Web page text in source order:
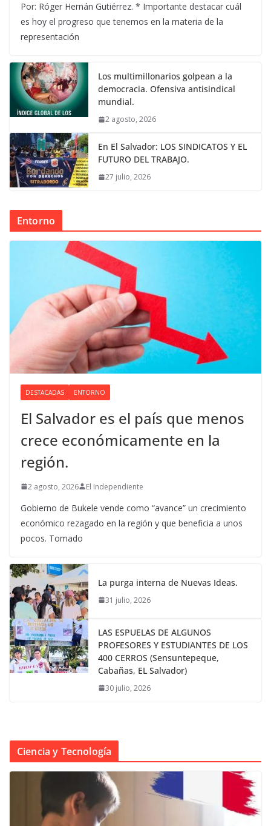
Por: Róger Hernán Gutiérrez. * Importante destacar cuál
es hoy el progreso que tenemos en la materia de la
representación
Los multimillonarios golpean a la
democracia. Ofensiva antisindical
mundial.
2 agosto, 2026
En El Salvador: LOS SINDICATOS Y EL
FUTURO DEL TRABAJO.
27 julio, 2026
Entorno
DESTACADAS ENTORNO
El Salvador es el país que menos
crece económicamente en la
región.
2 agosto, 2026 El Independiente
Gobierno de Bukele vende como “avance” un crecimiento
económico rezagado en la región y que beneficia a unos
pocos. Tomado
La purga interna de Nuevas Ideas.
31 julio, 2026
LAS ESPUELAS DE ALGUNOS
PROFESORES Y ESTUDIANTES DE LOS
400 CERROS (Sensuntepeque,
Cabañas, EL Salvador)
30 julio, 2026
Ciencia y Tecnología